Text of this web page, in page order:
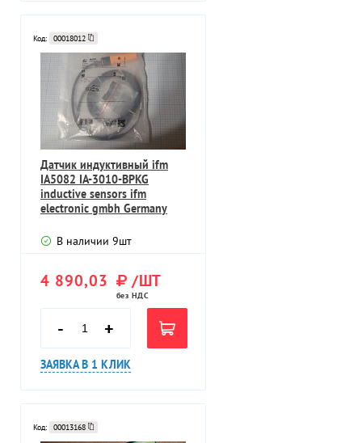
Код: 00018012
Датчик индуктивный ifm
IA5082 IA-3010-BPKG
inductive sensors ifm
electronic gmbh Germany
В наличии 9шт
4 890,03 /ШТ
без НДС
- +
ЗАЯВКА В 1 КЛИК
Код: 00013168